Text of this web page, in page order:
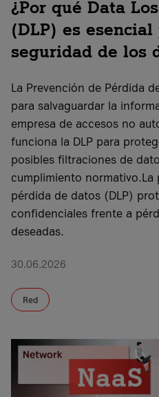
¿Por qué Data
(DLP) es
seguridad de los
La Prevención de Pérdida
para salvaguardar la
empresa de accesos no
funciona la DLP para
posibles filtraciones de
cumplimiento
pérdida de datos (DLP)
confidenciales frente a
deseadas.
30.06.2026
Red